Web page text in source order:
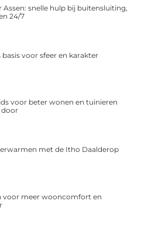
Assen: snelle hulp bij buitensluiting,
24/7
basis voor sfeer en karakter
voor beter wonen en tuinieren
door
met de Itho Daalderop
voor meer wooncomfort en